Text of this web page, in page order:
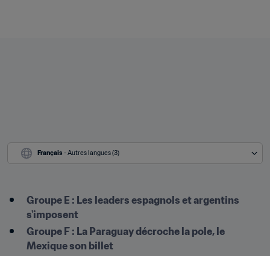
Français - Autres langues (3)
Groupe E : Les leaders espagnols et argentins
s'imposent
Groupe F : La Paraguay décroche la pole, le
Mexique son billet